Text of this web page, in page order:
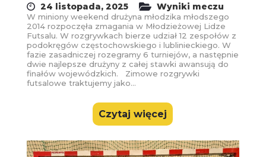
24 listopada, 2025 Wyniki meczu
W miniony weekend drużyna młodzika młodszego
2014 rozpoczęła zmagania w Młodzieżowej Lidze
Futsalu. W rozgrywkach bierze udział 12 zespołów z
podokręgów częstochowskiego i lublinieckiego. W
fazie zasadniczej rozegramy 6 turniejów, a następnie
dwie najlepsze drużyny z całej stawki awansują do
finałów wojewódzkich. Zimowe rozgrywki
futsalowe traktujemy jako...
Czytaj więcej